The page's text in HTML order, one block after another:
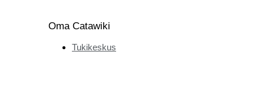
Oma Catawiki
Tukikeskus